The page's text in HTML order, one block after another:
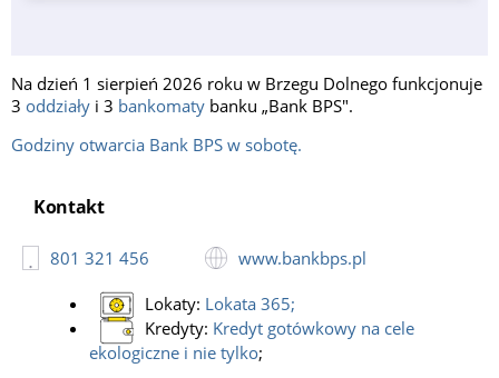
Na dzień 1 sierpień 2026 roku w Brzegu Dolnego funkcjonuje
3 oddziały i 3 bankomaty banku „Bank BPS".
Godziny otwarcia Bank BPS w sobotę.
Kontakt
801 321 456 www.bankbps.pl
Lokaty: Lokata 365;
Kredyty: Kredyt gotówkowy na cele
ekologiczne i nie tylko;